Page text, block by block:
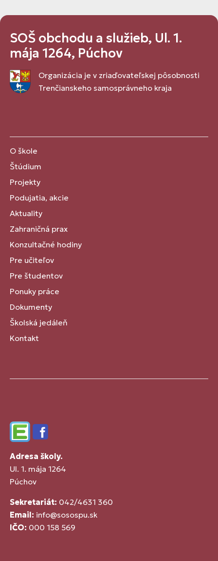
SOŠ obchodu a služieb, Ul. 1.
mája 1264, Púchov
Organizácia je v zriaďovateľskej pôsobnosti
Trenčianskeho samosprávneho kraja
O škole
Štúdium
Projekty
Podujatia, akcie
Aktuality
Zahraničná prax
Konzultačné hodiny
Pre učiteľov
Pre študentov
Ponuky práce
Dokumenty
Školská jedáleň
Kontakt
EdupageFacebook
Adresa školy.
Ul. 1. mája 1264
Púchov
Sekretariát: 042/4631 360
Email: info@sosospu.sk
IČO: 000 158 569